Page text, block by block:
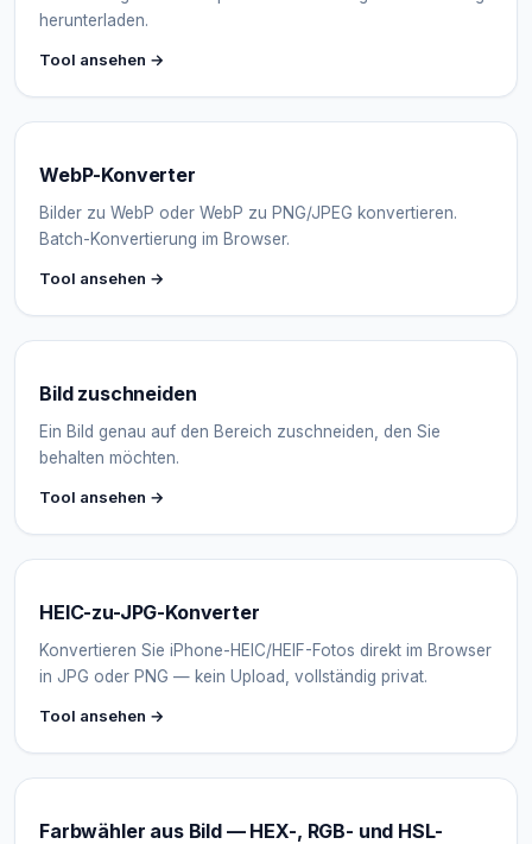
herunterladen.
Tool ansehen →
WebP-Konverter
Bilder zu WebP oder WebP zu PNG/JPEG konvertieren.
Batch-Konvertierung im Browser.
Tool ansehen →
Bild zuschneiden
Ein Bild genau auf den Bereich zuschneiden, den Sie
behalten möchten.
Tool ansehen →
HEIC-zu-JPG-Konverter
Konvertieren Sie iPhone-HEIC/HEIF-Fotos direkt im Browser
in JPG oder PNG — kein Upload, vollständig privat.
Tool ansehen →
Farbwähler aus Bild — HEX-, RGB- und HSL-